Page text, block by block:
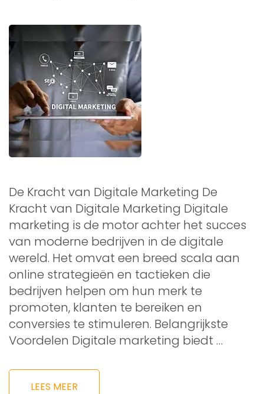
De Kracht van Digitale Marketing De
Kracht van Digitale Marketing Digitale
marketing is de motor achter het succes
van moderne bedrijven in de digitale
wereld. Het omvat een breed scala aan
online strategieën en tactieken die
bedrijven helpen om hun merk te
promoten, klanten te bereiken en
conversies te stimuleren. Belangrijkste
Voordelen Digitale marketing biedt …
LEES MEER